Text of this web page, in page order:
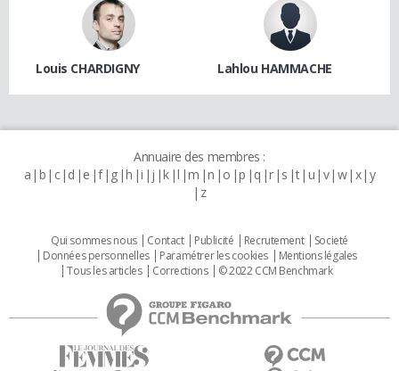
Louis CHARDIGNY Lahlou HAMMACHE
Annuaire des membres :
a b c d e f g h i j k l m n o p q r s t u v w x y
z
Qui sommes nous Contact Publicité Recrutement
Societé
Données personnelles
Paramétrer les cookies
Mentions légales
Tous les articles
Corrections © 2022 CCM Benchmark